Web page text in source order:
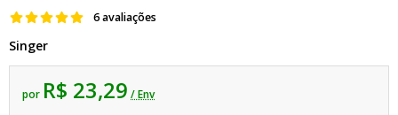
6 avaliações
Singer
por R$ 23,29 / Env